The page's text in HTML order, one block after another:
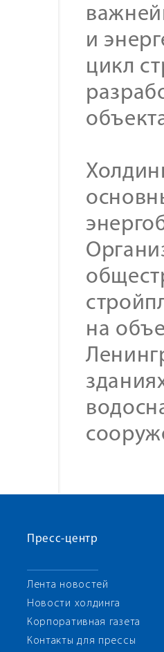
и
цикл
на
Пресс-центр
Лента новостей
Новости холдинга
Корпоративная газета
Контакты для прессы